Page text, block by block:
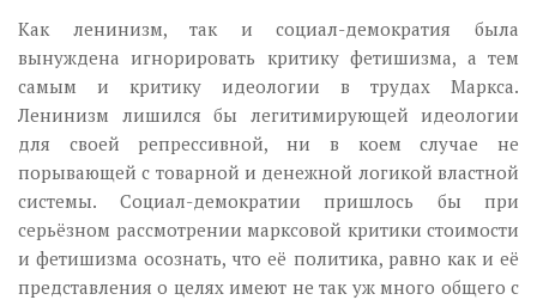
Как ленинизм, так и социал-демократия была
вынуждена игнорировать критику фетишизма, а тем
самым и критику идеологии в трудах Маркса.
Ленинизм лишился бы легитимирующей идеологии
для своей репрессивной, ни в коем случае не
порывающей с товарной и денежной логикой властной
системы. Социал-демократии пришлось бы при
серьёзном рассмотрении марксовой критики стоимости
и фетишизма осознать, что её политика, равно как и её
представления о целях имеют не так уж много общего с